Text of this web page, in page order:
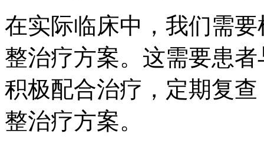
在实际临床中，我们需
整治疗方案。这需要患
积极配合治疗，定期复
整治疗方案。